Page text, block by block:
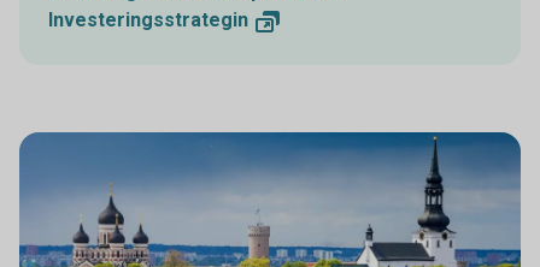
Investeringsstrategin